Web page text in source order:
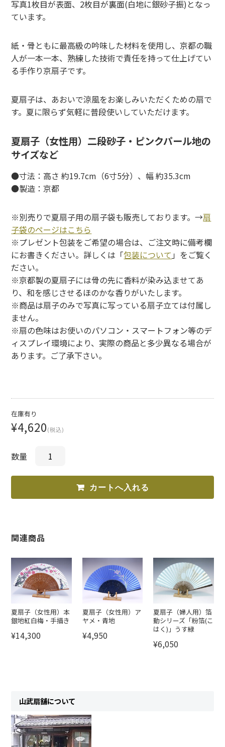
写真1枚目が表面、2枚目が裏面(白地に銀砂子振)となっ
ています。
紙・骨ともに最高級の吟味した材料を使用し、京都の職
人が一本一本、熟練した技術で責任を持って仕上げてい
る手作り京扇子です。
夏扇子は、あおいで涼風をお楽しみいただくための扇で
す。夏に限らず気軽に普段使いしていただけます。
夏扇子（女性用）二段砂子・ピンクパール地の
サイズなど
●寸法：高さ 約19.7cm（6寸5分）、幅 約35.3cm
●製造：京都
※別売りで夏扇子用の扇子袋も販売しております。→扇
子袋のページはこちら
※プレゼント包装をご希望の場合は、ご注文時に備考欄
にお書きください。詳しくは「包装について 」をご覧く
ださい。
※京都製の夏扇子には骨の先に香料が染み込ませてあ
り、和を感じさせるほのかな香りがいたします。
※商品は扇子のみで写真に写っている扇子立ては付属し
ません。
※扇の色味はお使いのパソコン・スマートフォン等のデ
ィスプレイ環境により、実際の商品と多少異なる場合が
あります。ご了承下さい。
在庫有り
¥4,620(税込)
数量
関連商品
夏扇子（女性用）本
銀地紅白梅・手描き
¥14,300
夏扇子（女性用）ア
ヤメ・青地
¥4,950
夏扇子（婦人用）箔
動シリーズ「粉箔(こ
はく)」うす緑
¥6,050
山武扇舗について